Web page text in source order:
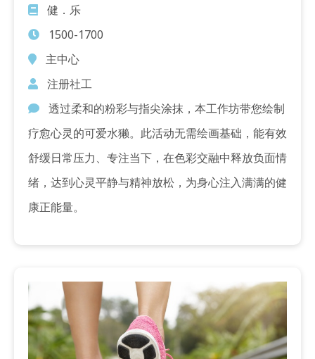
健．乐
1500-1700
主中心
注册社工
透过柔和的粉彩与指尖涂抹，本工作坊带您绘制
疗愈心灵的可爱水獭。此活动无需绘画基础，能有效
舒缓日常压力、专注当下，在色彩交融中释放负面情
绪，达到心灵平静与精神放松，为身心注入满满的健
康正能量。